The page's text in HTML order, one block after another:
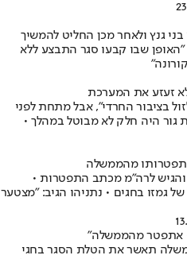
גנץ ולאחר מכן החליט להמשיך
שבו קבעו סגר התבצע ללא
זעזע את המערכת
בציבור החרדי", אבל מתחת לפני
גור היה חלק לא מבוטל במהלך •
מהממשלה
והגיש לרה"מ מכתב התפטרות •
גמזו בחגים • נתניהו הגיב: "מצטער
- אתפטר מהממשלה"
תאשר את הטלת הסגר בחגי